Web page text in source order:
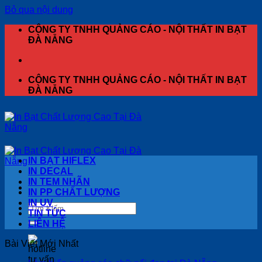
Bỏ qua nội dung
CÔNG TY TNHH QUẢNG CÁO - NỘI THẤT IN BẠT
ĐÀ NẴNG
CÔNG TY TNHH QUẢNG CÁO - NỘI THẤT IN BẠT
ĐÀ NẴNG
IN BẠT HIFLEX
IN DECAL
IN TEM NHÃN
IN PP CHẤT LƯỢNG
IN UV
TIN TỨC
LIÊN HỆ
Bài Viết Mới Nhất